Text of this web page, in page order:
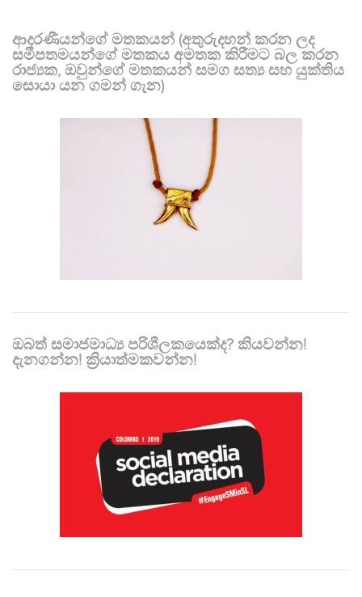
ආදරණීයන්ගේ මතකයන් (අතුරුදහන් කරන ලද
සමීපතමයන්ගේ මතකය අමතක කිරීමට බල කරන
රාජ්‍යක, ඔවුන්ගේ මතකයන් සමග සත්‍ය සහ යුක්තිය
සොයා යන ගමන් ගැන)
ඔබත් සමාජමාධ්‍ය පරිශීලකයෙක්ද? කියවන්න!
දැනගන්න! ක්‍රියාත්මකවන්න!